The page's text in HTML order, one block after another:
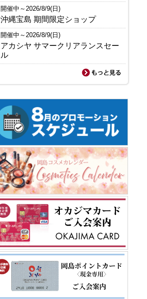
開催中～2026/8/9(日)
沖縄宝島 期間限定ショップ
開催中～2026/8/9(日)
アカシヤ サマークリアランスセー
ル